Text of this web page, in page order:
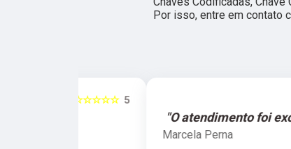
Por isso, entre em contato
"O atendimento foi excelente."
Marcela Perna